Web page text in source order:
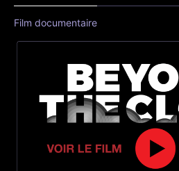
Film documentaire